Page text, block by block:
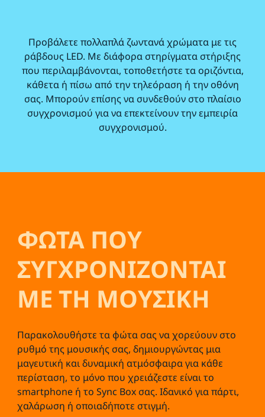
Προβάλετε πολλαπλά ζωντανά χρώματα με τις
ράβδους LED. Με διάφορα στηρίγματα στήριξης
που περιλαμβάνονται, τοποθετήστε τα οριζόντια,
κάθετα ή πίσω από την τηλεόραση ή την οθόνη
σας. Μπορούν επίσης να συνδεθούν στο πλαίσιο
συγχρονισμού για να επεκτείνουν την εμπειρία
συγχρονισμού.
ΦΩΤΑ ΠΟΥ
ΣΥΓΧΡΟΝΙΖΟΝΤΑΙ
ΜΕ ΤΗ ΜΟΥΣΙΚΗ
Παρακολουθήστε τα φώτα σας να χορεύουν στο
ρυθμό της μουσικής σας, δημιουργώντας μια
μαγευτική και δυναμική ατμόσφαιρα για κάθε
περίσταση, το μόνο που χρειάζεστε είναι το
smartphone ή το Sync Box σας. Ιδανικό για πάρτι,
χαλάρωση ή οποιαδήποτε στιγμή.